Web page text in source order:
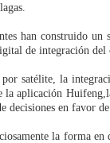
han construido
de integración del
satélite, la
aplicación
decisiones en favor
la forma